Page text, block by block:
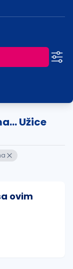
Užice
ovim